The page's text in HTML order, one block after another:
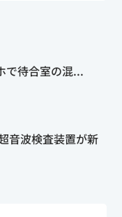
で待合室の混...
音波検査装置が新